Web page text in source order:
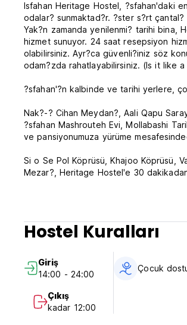
Isfahan Heritage Hostel, ?sfahan'daki
odalar? sunmaktad?r. ?ster s?rt
Yak?n zamanda yenilenmi? tarihi bina,
hizmet sunuyor. 24 saat resepsiyon
olabilirsiniz. Ayr?ca güvenli?iniz söz
odam?zda rahatlayabilirsiniz. (Is it like
?sfahan'?n kalbinde ve tarihi yerlere,
Nak?-? Cihan Meydan?, Aali Qapu
?sfahan Mashrouteh Evi, Mollabashi
ve pansiyonumuza yürüme
Si o Se Pol Köprüsü, Khajoo Köprüsü,
Mezar?, Heritage Hostel'e 30
olmal?d?r. Terminalde sar? veya ye?il
Hem ?sfahan Uluslararas? Havaalan?
Hostel Kuralları
Giriş
14:00 - 24:00
Çıkış
kadar 12:00
Çocuk